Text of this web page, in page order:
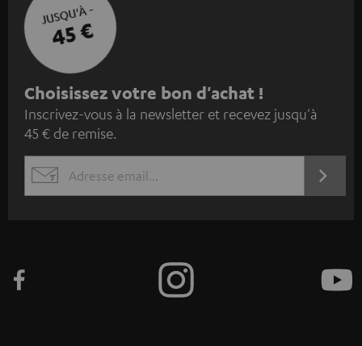
JUSQU'À -
45 €
I
n
s
c
r
z
Choisissez votre bon d'achat !
Inscrivez-vous à la newsletter et recevez jusqu'à
45 € de remise.
EMAIL